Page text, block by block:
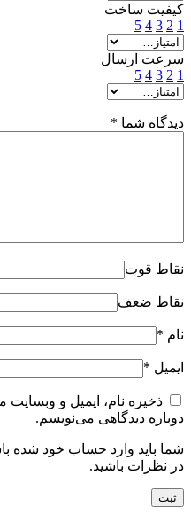
کیفیت ساخت
1
2
3
4
5
سرعت ارسال
1
2
3
4
5
دیدگاه شما *
نقاط قوت
نقاط ضعف
نام *
ایمیل *
ذخیره نام، ایمیل و
دوباره دیدگاهی می‌نویسم.
شما باید وارد حساب خود شده
در نظرات باشید.